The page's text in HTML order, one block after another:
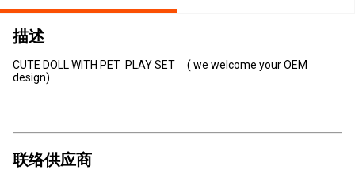
描述
CUTE DOLL WITH PET PLAY SET ( we welcome your OEM
design)
联络供应商